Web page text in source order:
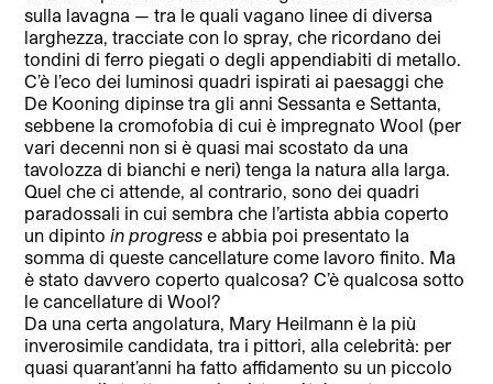
sulla lavagna — tra le quali vagano linee di diversa
larghezza, tracciate con lo spray, che ricordano dei
tondini di ferro piegati o degli appendiabiti di metallo.
C’è l’eco dei luminosi quadri ispirati ai paesaggi che
De Kooning dipinse tra gli anni Sessanta e Settanta,
sebbene la cromofobia di cui è impregnato Wool (per
vari decenni non si è quasi mai scostato da una
tavolozza di bianchi e neri) tenga la natura alla larga.
Quel che ci attende, al contrario, sono dei quadri
paradossali in cui sembra che l’artista abbia coperto
un dipinto in progress e abbia poi presentato la
somma di queste cancellature come lavoro finito. Ma
è stato davvero coperto qualcosa? C’è qualcosa sotto
le cancellature di Wool?
Da una certa angolatura, Mary Heilmann è la più
inverosimile candidata, tra i pittori, alla celebrità: per
quasi quarant’anni ha fatto affidamento su un piccolo